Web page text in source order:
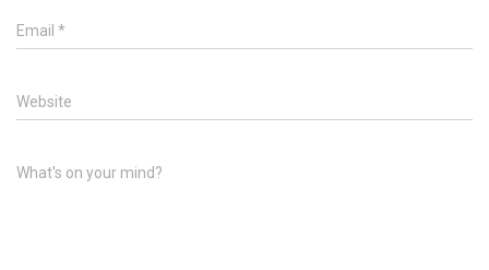
Email *
Website
What's on your mind?